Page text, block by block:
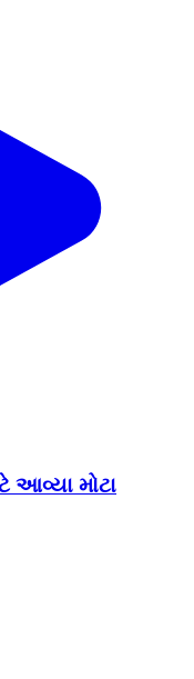
આવ્યા મોટા